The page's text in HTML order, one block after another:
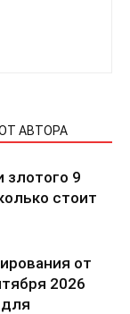
АВТОРА
злотого 9
стоит
от
2026
для